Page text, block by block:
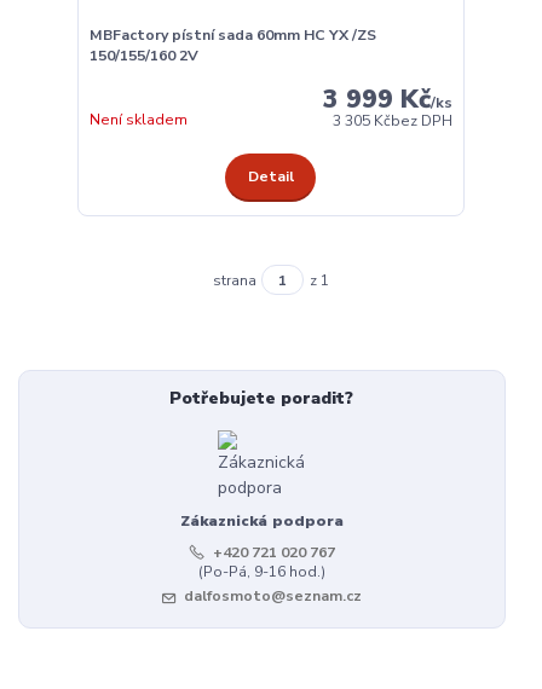
MBFactory pístní sada 60mm HC YX /ZS
150/155/160 2V
3 999 Kč/ks
3 305 Kčbez DPH
Není skladem
Detail
strana z 1
Potřebujete poradit?
Zákaznická podpora
+420 721 020 767
(Po-Pá, 9-16 hod.)
dalfosmoto@seznam.cz